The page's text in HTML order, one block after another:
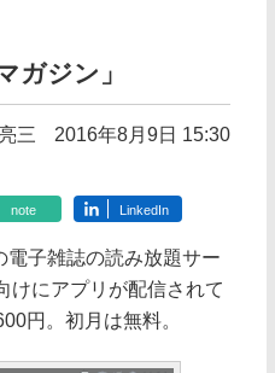
ガジン」
三 2016年8月9日 15:30
note LinkedIn
子雑誌の読み放題サー
けにアプリが配信されて
円。初月は無料。